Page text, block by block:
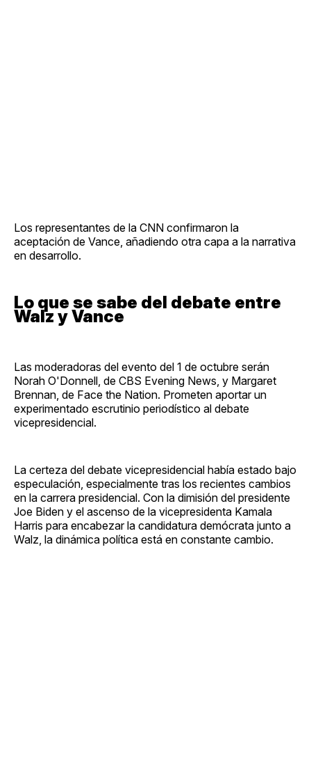
Los representantes de la CNN confirmaron la
aceptación de Vance, añadiendo otra capa a la narrativa
en desarrollo.
Lo que se sabe del debate entre
Walz y Vance
Las moderadoras del evento del 1 de octubre serán
Norah O'Donnell, de CBS Evening News, y Margaret
Brennan, de Face the Nation. Prometen aportar un
experimentado escrutinio periodístico al debate
vicepresidencial.
La certeza del debate vicepresidencial había estado bajo
especulación, especialmente tras los recientes cambios
en la carrera presidencial. Con la dimisión del presidente
Joe Biden y el ascenso de la vicepresidenta Kamala
Harris para encabezar la candidatura demócrata junto a
Walz, la dinámica política está en constante cambio.